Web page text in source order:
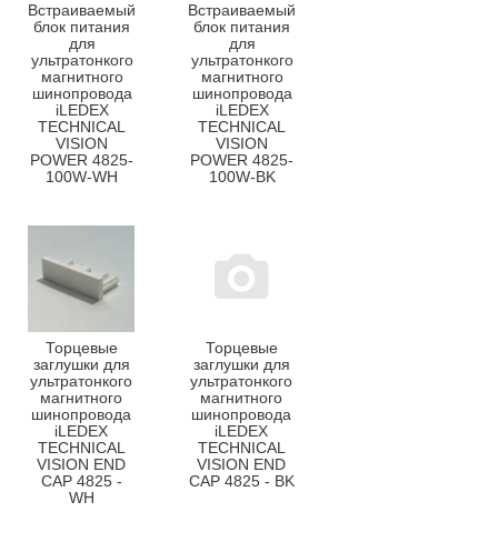
Встраиваемый
блок питания
для
ультратонкого
магнитного
шинопровода
iLEDEX
TECHNICAL
VISION
POWER 4825-
100W-WH
Встраиваемый
блок питания
для
ультратонкого
магнитного
шинопровода
iLEDEX
TECHNICAL
VISION
POWER 4825-
100W-BK
Торцевые
заглушки для
ультратонкого
магнитного
шинопровода
iLEDEX
TECHNICAL
VISION END
CAP 4825 -
WH
Торцевые
заглушки для
ультратонкого
магнитного
шинопровода
iLEDEX
TECHNICAL
VISION END
CAP 4825 - BK